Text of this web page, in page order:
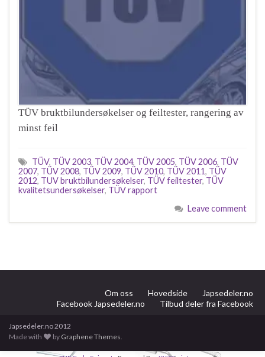
TÜV bruktbilundersøkelser og feiltester, rangering av
minst feil
TÜV, TÜV 2003, TÜV 2004, TÜV 2005, TÜV 2006, TÜV
2007, TÜV 2008, TÜV 2009, TÜV 2010, TÜV 2011, TÜV
2012, TUV bruktbilundersøkelser, TÜV feiltester, TÜV
kvalitetsundersøkelser, TÜV rapport
Leave comment
Om oss Hovedside
Japsedeler.no
Facebook Japsedeler.no
Tilbud deler fra Facebook
Japsedeler.no 2012
Made with
by Graphene Themes.